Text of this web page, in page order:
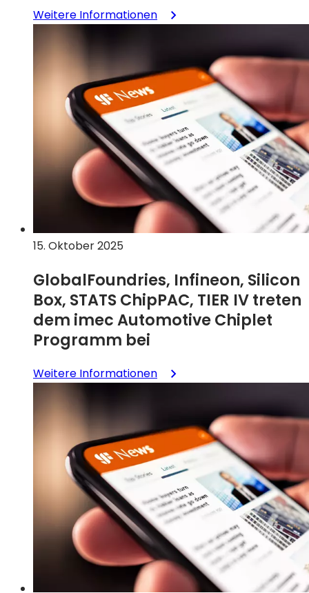
Weitere Informationen:
GlobalFoundries
kooperieren
bei
Initiativen
den
Bereichen
Halbleiterforschung,
Ausbildung
und
Personalentwicklung
15. Oktober 2025
GlobalFoundries, Infineon, Silicon
Box, STATS ChipPAC, TIER IV treten
dem imec Automotive Chiplet
Programm bei
Weitere Informationen:
Silicon
Box,
STATS
ChipPAC
und
TIER
IV
beteiligen
sich
am